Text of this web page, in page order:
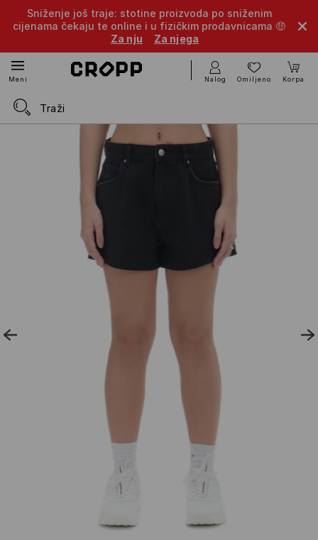
Sniženje još traje: stotine proizvoda po sniženim
cijenama čekaju te online i u fizičkim prodavnicama 🤑
Za nju
Za njega
Meni Nalog Omiljeno Korpa